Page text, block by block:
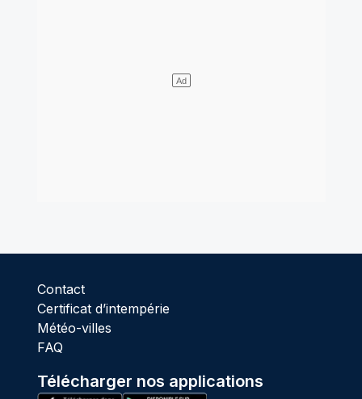
Contact
Certificat d’intempérie
Météo-villes
FAQ
Télécharger nos applications